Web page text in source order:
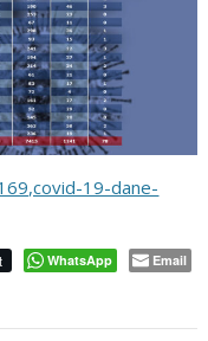
19-dane-
WhatsApp Email